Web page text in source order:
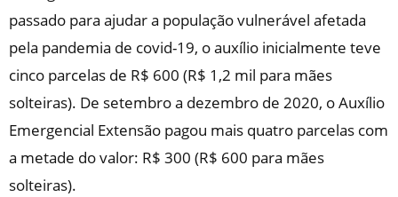
passado para ajudar a população vulnerável afetada
pela pandemia de covid-19, o auxílio inicialmente teve
cinco parcelas de R$ 600 (R$ 1,2 mil para mães
solteiras). De setembro a dezembro de 2020, o Auxílio
Emergencial Extensão pagou mais quatro parcelas com
a metade do valor: R$ 300 (R$ 600 para mães
solteiras).